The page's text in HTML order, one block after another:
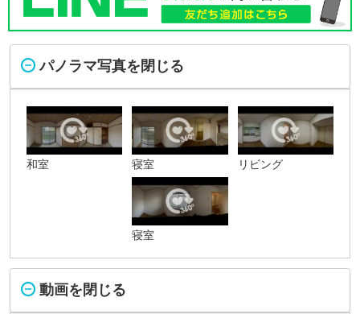
パノラマ写真を閉じる
和室 寝室 リビング
寝室
動画を閉じる